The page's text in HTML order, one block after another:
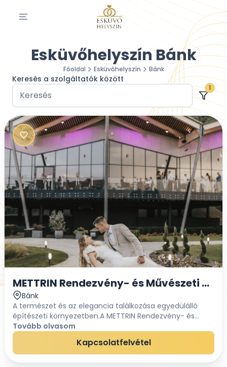
Esküvőhelyszín Bánk
Főoldal Esküvőhelyszín Bánk
Keresés a szolgáltatók között
1
METTRIN Rendezvény- és Művészeti
Bánk
A természet és az elegancia találkozása egyedülálló
építészeti környezetben.A METTRIN Rendezvény- és
Művészeti Központ Bánk lenyűgöző természeti
környezetében, az erdő és a tó varázslatos találkozás...
Tovább olvasom
Kapcsolatfelvétel